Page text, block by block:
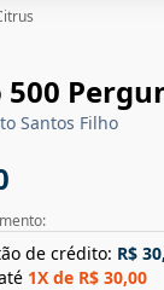
500
Santos Filho
de crédito: R$
1X de R$ 30,00